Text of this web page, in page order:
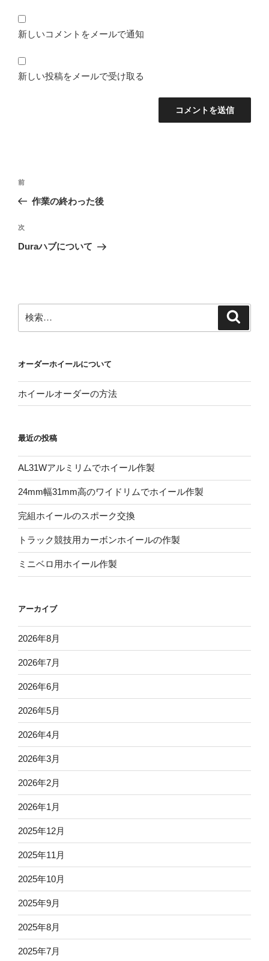
新しいコメントをメールで通知
新しい投稿をメールで受け取る
投
ビ
ゲ
ン
前
の
稿
前
作業の終わった後
次
の
次
Duraハブについて
索:
オーダーホイールについて
ホイールオーダーの方法
最近の投稿
AL31Wアルミリムでホイール作製
24mm幅31mm高のワイドリムでホイール作製
完組ホイールのスポーク交換
トラック競技用カーボンホイールの作製
ミニベロ用ホイール作製
アーカイブ
2026年8月
2026年7月
2026年6月
2026年5月
2026年4月
2026年3月
2026年2月
2026年1月
2025年12月
2025年11月
2025年10月
2025年9月
2025年8月
2025年7月